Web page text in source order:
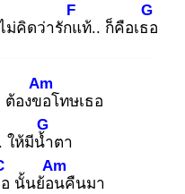
ม่คิดว่ารักแ
F
ท้.. ก็คือเธอ
G
ต้องขอ
Am
โทษเธอ
ให้มีน้ำ
G
ตา
นั้นย้อน
Am
คืนมา